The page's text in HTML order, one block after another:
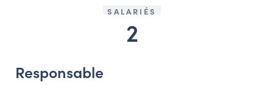
SALARIÉS
2
Responsable